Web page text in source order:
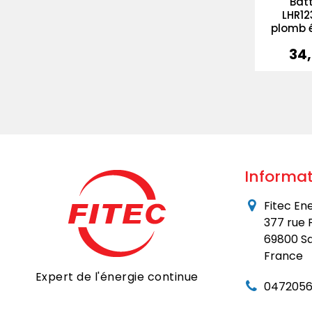
plomb
Prix
Expert de l'énergie continue
Fitec
377 rue
69800
France